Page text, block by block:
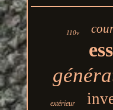
110v
extérieur